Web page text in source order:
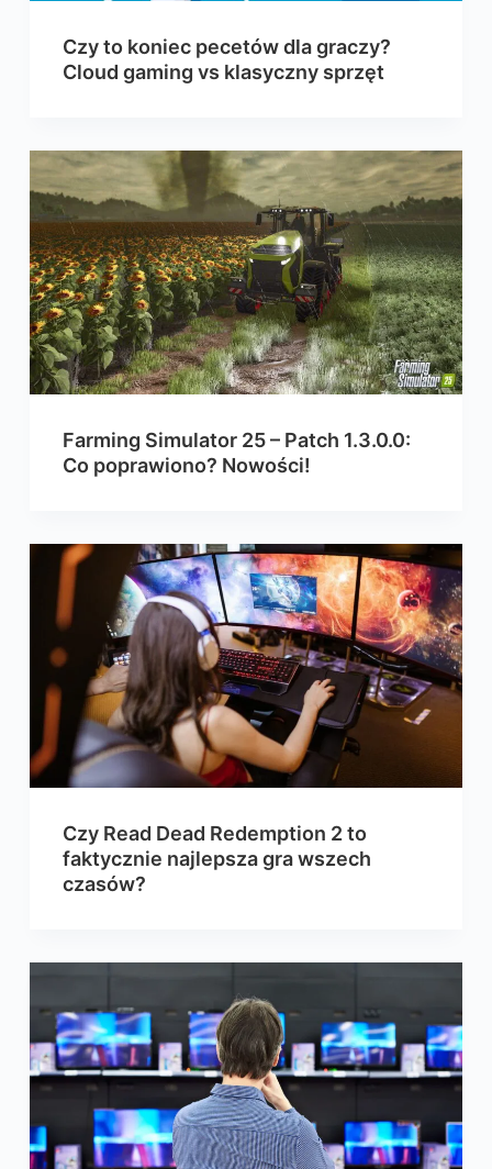
Czy to koniec pecetów dla graczy?
Cloud gaming vs klasyczny sprzęt
Farming Simulator 25 – Patch 1.3.0.0:
Co poprawiono? Nowości!
Czy Read Dead Redemption 2 to
faktycznie najlepsza gra wszech
czasów?